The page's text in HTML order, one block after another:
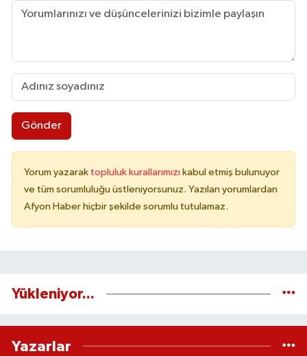
Gönder
Yorum yazarak topluluk kurallarımızı kabul etmiş bulunuyor
ve tüm sorumluluğu üstleniyorsunuz. Yazılan yorumlardan
Afyon Haber hiçbir şekilde sorumlu tutulamaz.
Yükleniyor...
Yazarlar